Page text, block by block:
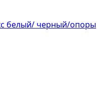
белый/ черный/опоры